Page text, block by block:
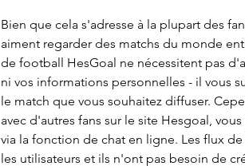
Bien que cela s'adresse à la plupart des
aiment regarder des matchs du monde
de football HesGoal ne nécessitent pas
ni vos informations personnelles - il vous
le match que vous souhaitez diffuser.
avec d'autres fans sur le site Hesgoal,
via la fonction de chat en ligne. Les flux
les utilisateurs et ils n'ont pas besoin de